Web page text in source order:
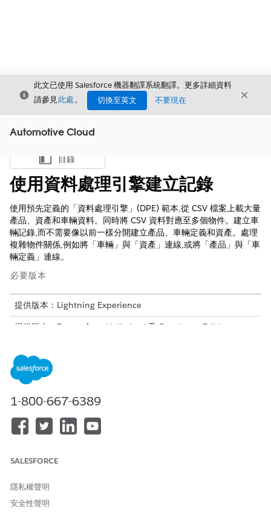
結束
此文已使用 Salesforce 機器翻譯系統翻譯。更多詳細資料
請參見此處。 切換至英文 不要現在 結束
Automotive Cloud
顯示目錄
目錄
使用資料處理引擎建立記錄
使用預先定義的「資料處理引擎」(DPE) 範本,從 CSV 檔案上載大量
產品、資產和車輛資料。同時將 CSV 資料對應至多個物件。建立車
輛記錄,而不需要像以前一樣分開建立產品、車輛定義和資產。處理
複雜物件關係,例如將「車輛」與「資產」連線,或將「產品」與「車
輛定義」連線。
必要版本
提供版本：Lightning Experience
提供版本： Enterprise 、Unlimited 及 Developer Edition。
探索資料處理引擎
「新增產品和車輛定義資料處理引擎」定義會透過適用於
記錄。它會結合 CSV 檔案中的產品和車輛定義資訊列,將資料寫回
此範本,然後啟用要在您組織中使用的定義。
車」業務流程的 CSV 採取來新增資產和車輛記錄。它會結合 CSV
協助大量簡化建立這些記錄。複製此範本,然後啟用要在您組織中使
用的定義。
1-800-667-6389
SALESFORCE
隱私權聲明
安全性聲明